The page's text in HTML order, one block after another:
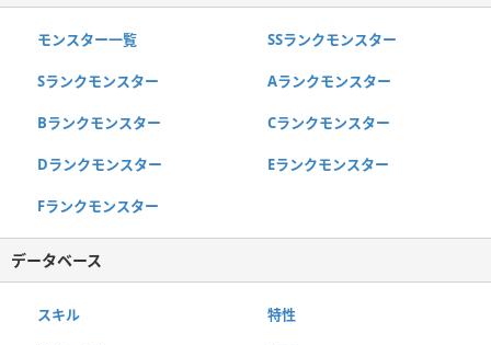
モンスター一覧 SSランクモンスター
Sランクモンスター Aランクモンスター
Bランクモンスター Cランクモンスター
Dランクモンスター Eランクモンスター
Fランクモンスター
データベース
スキル 特性